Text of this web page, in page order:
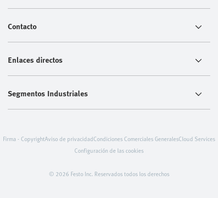
Contacto
Enlaces directos
Segmentos Industriales
© 2026 Festo Inc. Reservados todos los derechos
Firma - CopyrightAviso de privacidadCondiciones Comerciales GeneralesCloud Services
Configuración de las cookies